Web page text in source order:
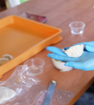
ピ
はじ